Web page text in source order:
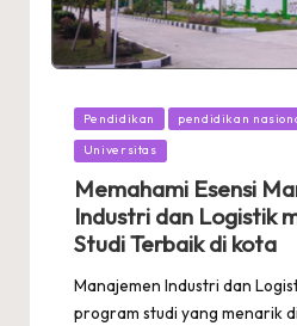
Posted
in
Pendidikan pendidikan
Universitas
Memahami Esensi
Industri dan Logistik
Studi Terbaik di kota
Manajemen Industri dan
program studi yang menarik